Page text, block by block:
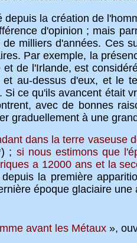
la création de
d'opinion ; mais
milliers d'années. Ces
Par exemple, la
de l'Irlande, est
au-dessus d'eux, et le
ce qu'ils avancent était
avec de bonnes
graduellement à une
dans la terre vaseuse
; si nous estimons que
a 12000 ans et la
la première
époque glaciaire
avant les Métaux »,